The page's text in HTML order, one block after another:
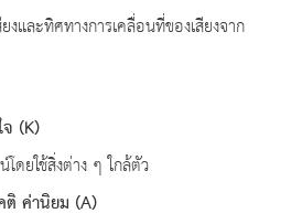
และทิศทางการเคลื่อนที่ของเสียงจาก
(K)
ดยใช้สิ่งต่าง ๆ ใกล้ตัว
ค่านิยม (A)